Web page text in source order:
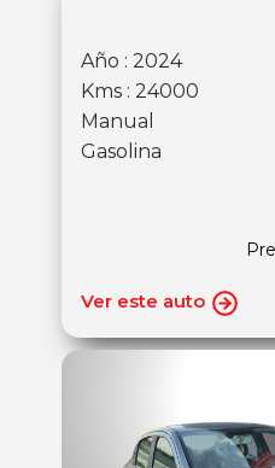
Año : 2024
Kms : 24000
Manual
Gasolina
Ver este auto